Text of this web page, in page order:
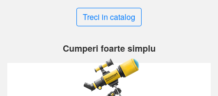
Treci in catalog
Cumperi foarte simplu